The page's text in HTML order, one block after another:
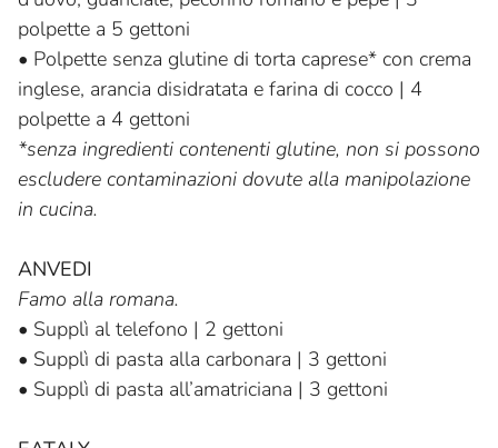
polpette a 5 gettoni
• Polpette senza glutine di torta caprese* con crema
inglese, arancia disidratata e farina di cocco | 4
polpette a 4 gettoni
*senza ingredienti contenenti glutine, non si possono
escludere contaminazioni dovute alla manipolazione
in cucina.
ANVEDI
Famo alla romana.
• Supplì al telefono | 2 gettoni
• Supplì di pasta alla carbonara | 3 gettoni
• Supplì di pasta all’amatriciana | 3 gettoni